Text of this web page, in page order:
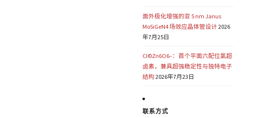
面外极化增强的亚 5 nm Janus
MoSiGeN4 场效应晶体管设计2026
年7月25日
Cl©Zn6O6−：首个平面六配位氯超
卤素，兼具超强稳定性与独特电子
结构2026年7月23日
联系方式